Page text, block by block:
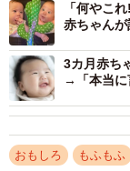
ズリバイは最近
てあそこまで近づ
の前はふーたに
うとして、すぐに
いるときは、そ
――息子さんがそ
「何やこ
赤ちゃんが
3カ月赤ち
→「本当に
おもしろ もふもふ